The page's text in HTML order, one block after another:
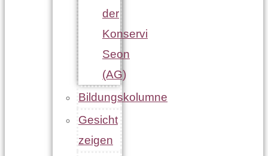
der
Konservi
Seon
(AG)
Bildungskolumne
Gesicht
zeigen